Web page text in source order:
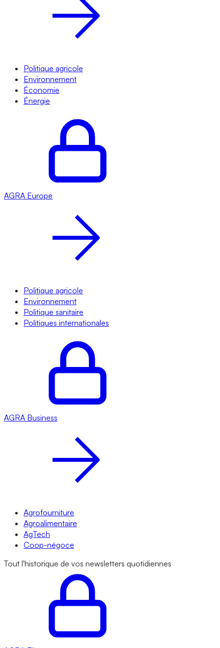
Politique agricole
Environnement
Économie
Énergie
AGRA Europe
Politique agricole
Environnement
Politique sanitaire
Politiques internationales
AGRA Business
Agrofourniture
Agroalimentaire
AgTech
Coop-négoce
Tout l'historique de vos newsletters quotidiennes